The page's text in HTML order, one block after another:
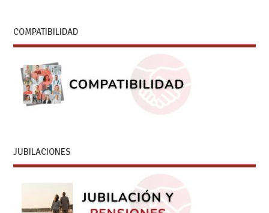
COMPATIBILIDAD
JUBILACIONES